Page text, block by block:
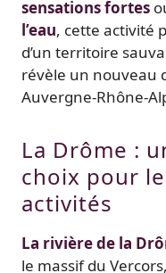
sensations fortes
l’eau, cette activité
d’un territoire
révèle un nouveau
Auvergne-Rhône-
La Drôme :
choix pour
activités
La rivière de la
le massif du